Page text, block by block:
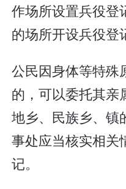
作场所设置兵役登
的场所开设兵役登
公民因身体等特殊
的，可以委托其亲
地乡、民族乡、镇
事处应当核实相关
记。